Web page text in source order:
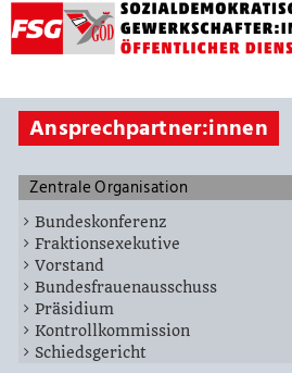
Ansprechpartner:innen
Zentrale Organisation
Bundeskonferenz
Fraktionsexekutive
Vorstand
Bundesfrauenausschuss
Präsidium
Kontrollkommission
Schiedsgericht